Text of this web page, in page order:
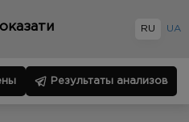
RU UA
Результаты анализов